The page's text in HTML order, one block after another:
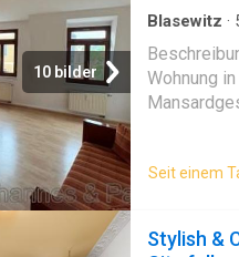
10 bilder
Blasewitz ·
Wohnung
Möbel im
vom Flur
Seit einem
Stylish &